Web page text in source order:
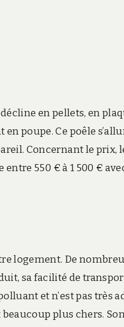
en pellets, en
poupe. Ce poêle
Concernant le prix,
550 € à 1 500 €
logement. De
sa facilité de
et n’est pas très
plus chers.